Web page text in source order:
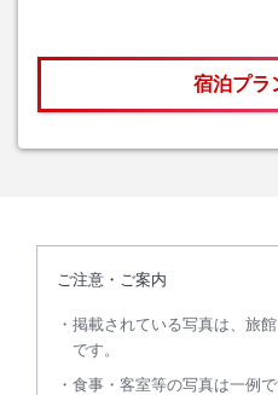
宿泊プラ
ご注意・ご案内
掲載されている写真は、旅
です。
食事・客室等の写真は一例で